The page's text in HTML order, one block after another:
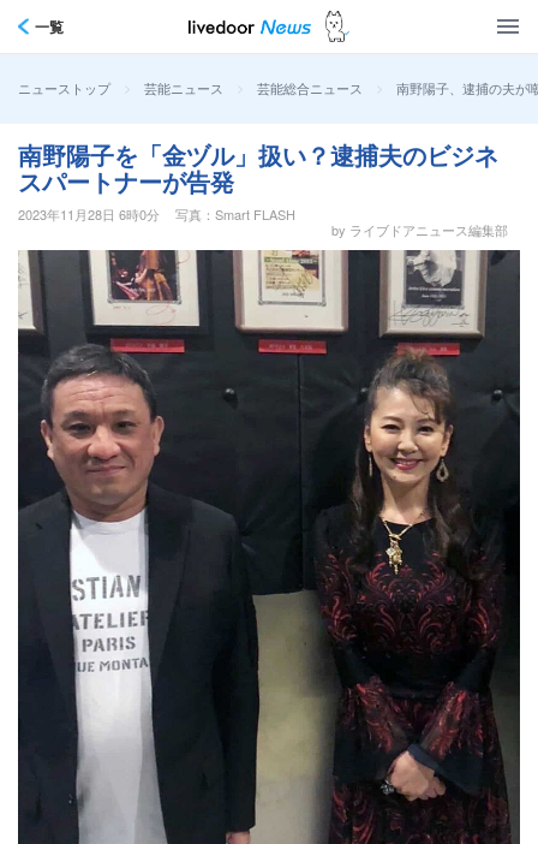
一覧
ニューストップ > 芸能ニュース > 芸能総合ニュース > 南野陽子、逮捕の夫が
南野陽子を「金ヅル」扱い？逮捕夫のビジネ
スパートナーが告発
2023年11月28日 6時0分
写真：Smart FLASH
by ライブドアニュース編集部